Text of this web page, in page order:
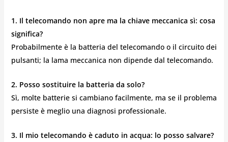
1. Il telecomando non apre ma la chiave meccanica sì: cosa
significa?
Probabilmente è la batteria del telecomando o il circuito dei
pulsanti; la lama meccanica non dipende dal telecomando.
2. Posso sostituire la batteria da solo?
Sì, molte batterie si cambiano facilmente, ma se il problema
persiste è meglio una diagnosi professionale.
3. Il mio telecomando è caduto in acqua: lo posso salvare?